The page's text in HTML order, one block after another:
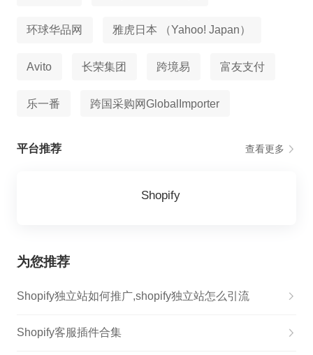
环球华品网 雅虎日本 （Yahoo! Japan）
Avito 长荣集团 跨境易 富友支付
乐一番 跨国采购网GlobalImporter
平台推荐 查看更多
Shopify
为您推荐
Shopify独立站如何推广,shopify独立站怎么引流
Shopify客服插件合集